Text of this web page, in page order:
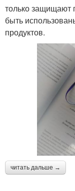
только защищают
быть
продуктов.
читать дальше →